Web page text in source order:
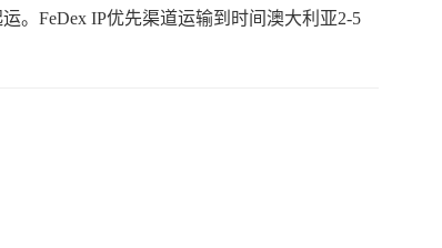
。FeDex IP优先渠道运输到时间澳大利亚2-5